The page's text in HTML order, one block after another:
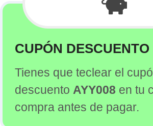
CUPÓN DESCUENTO
Tienes que teclear el
descuento AYY008 en tu
compra antes de pagar.